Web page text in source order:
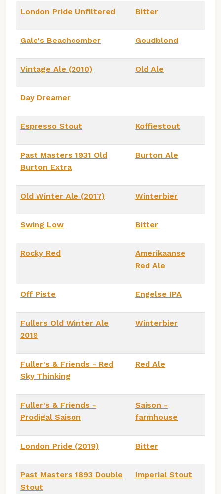
London Pride Unfiltered Bitter
Gale's Beachcomber Goudblond
Vintage Ale (2010) Old Ale
Day Dreamer
Espresso Stout Koffiestout
Past Masters 1931 Old
Burton Extra
Burton Ale
Old Winter Ale (2017) Winterbier
Swing Low Bitter
Rocky Red
Amerikaanse
Red Ale
Off Piste Engelse IPA
Fullers Old Winter Ale
2019
Winterbier
Fuller's & Friends - Red
Sky Thinking
Red Ale
Fuller's & Friends -
Prodigal Saison
Saison -
farmhouse
London Pride (2019) Bitter
Past Masters 1893 Double
Stout
Imperial Stout